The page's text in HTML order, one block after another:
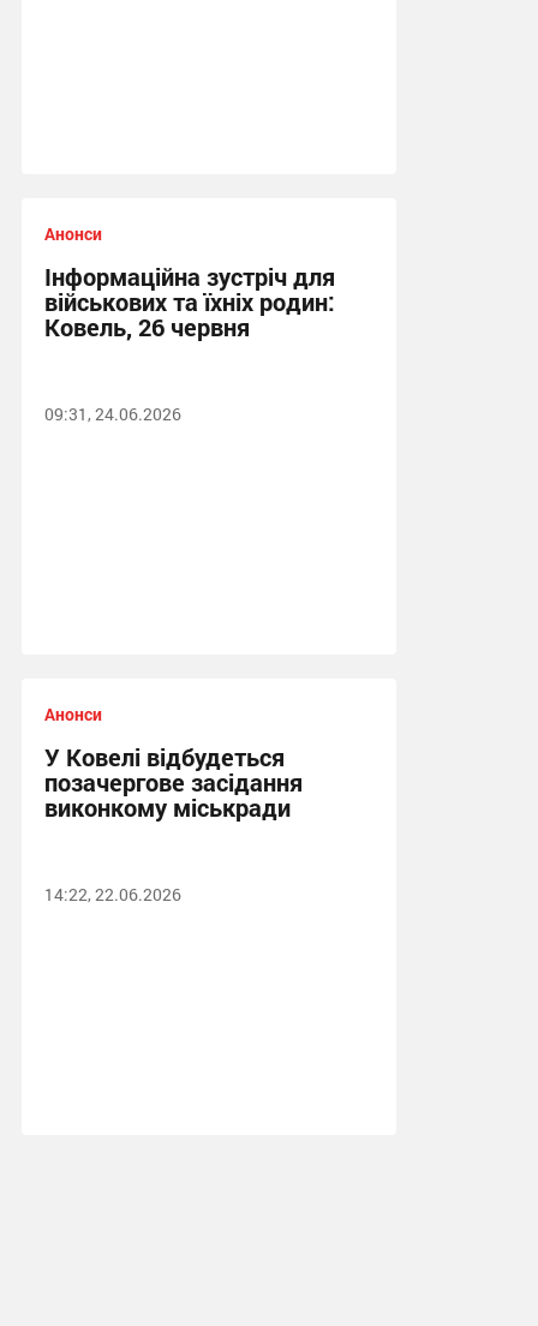
Анонси
Інформаційна зустріч для
військових та їхніх родин:
Ковель, 26 червня
09:31, 24.06.2026
Анонси
У Ковелі відбудеться
позачергове засідання
виконкому міськради
14:22, 22.06.2026